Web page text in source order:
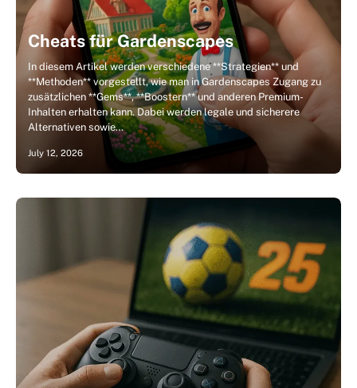
Cheats für Gardenscapes
In diesem Artikel werden verschiedene **Strategien** und
**Methoden** vorgestellt, wie man in Gardenscapes Zugang zu
zusätzlichen **Gems**, **Boostern** und anderen Premium-
Inhalten erhalten kann. Dabei werden legale und sicherere
Alternativen sowie…
July 12, 2026